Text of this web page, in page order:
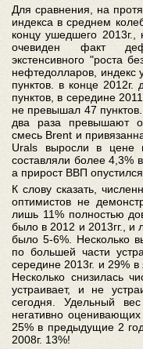
Для сравнения, на
индекса в среднем
концу ушедшего
очевиден факт
экстенсивного "роста
нефтедолларов, индекс
пунктов. в конце
пунктов, в середине
не превышал 47
два раза превышают
смесь Brent и
Urals выросли в цене
составляли более 4,3%
а прирост ВВП
К слову сказать,
оптимистов не
лишь 11% полностью
было в 2012 и 2013гг., и
было 5-6%. Несколько
по большей части
середине 2013г. и 29%
Несколько снизилась
устраивает, и не
сегодня. Удельный
негативно
25% в предыдущие 2
2008г. 13%!